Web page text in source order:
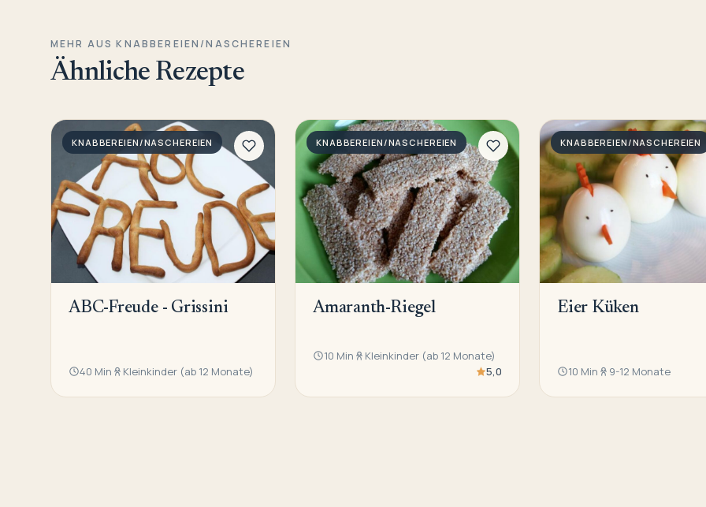
MEHR AUS KNABBEREIEN/NASCHEREIEN
Ähnliche Rezepte
KNABBEREIEN/NASCHEREIEN
ABC-Freude - Grissini
40 Min Kleinkinder (ab 12 Monate)
KNABBEREIEN/NASCHEREIEN
Amaranth-Riegel
10 Min
Kleinkinder (ab 12 Monate)
5,0
KNABBEREIEN/NASCHEREIEN
Eier Küken
10 Min 9-12 Monate